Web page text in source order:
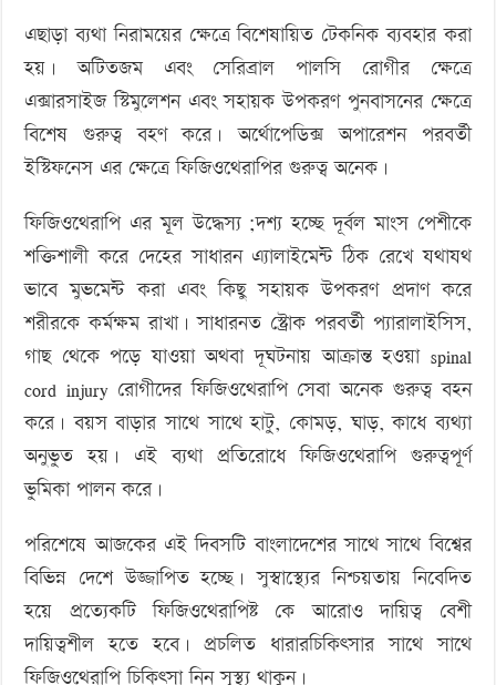
এছাড়া ব্যথা নিরাময়ের ক্ষেত্রে বিশেষায়িত টেকনিক ব্যবহার করা
হয়। অটিতজম এবং সেরিব্রাল পালসি রোগীর ক্ষেত্রে
এক্সারসাইজ স্টিমুলেশন এবং সহায়ক উপকরণ পুনবাসনের ক্ষেত্রে
বিশেষ গুরুত্ব বহণ করে। অর্থোপেডিক্স অপারেশন পরবর্তী
ইস্টিফনেস এর ক্ষেত্রে ফিজিওথেরাপির গুরুত্ব অনেক।
ফিজিওথেরাপি এর মূল উদ্ধেস্য ;দশ্য হচ্ছে দূর্বল মাংস পেশীকে
শক্তিশালী করে দেহের সাধারন এ্যালাইমেন্ট ঠিক রেখে যথাযথ
ভাবে মুভমেন্ট করা এবং কিছু সহায়ক উপকরণ প্রদাণ করে
শরীরকে কর্মক্ষম রাখা। সাধারনত স্ট্রোক পরবর্তী প্যারালাইসিস,
গাছ থেকে পড়ে যাওয়া অথবা দূঘটনায় আক্রান্ত হওয়া spinal
cord injury রোগীদের ফিজিওথেরাপি সেবা অনেক গুরুত্ব বহন
করে। বয়স বাড়ার সাথে সাথে হাটু, কোমড়, ঘাড়, কাধে ব্যথ্যা
অনুভুত হয়। এই ব্যথা প্রতিরোধে ফিজিওথেরাপি গুরুত্বপূর্ণ
ভুমিকা পালন করে।
পরিশেষে আজকের এই দিবসটি বাংলাদেশের সাথে সাথে বিশ্বের
বিভিন্ন দেশে উজ্জাপিত হচ্ছে। সুস্বাস্থ্যের নিশ্চয়তায় নিবেদিত
হয়ে প্রত্যেকটি ফিজিওথেরাপিষ্ট কে আরোও দায়িত্ব বেশী
দায়িত্বশীল হতে হবে। প্রচলিত ধারারচিকিৎসার সাথে সাথে
ফিজিওথেরাপি চিকিৎসা নিন সূস্থ্য থাকুন।